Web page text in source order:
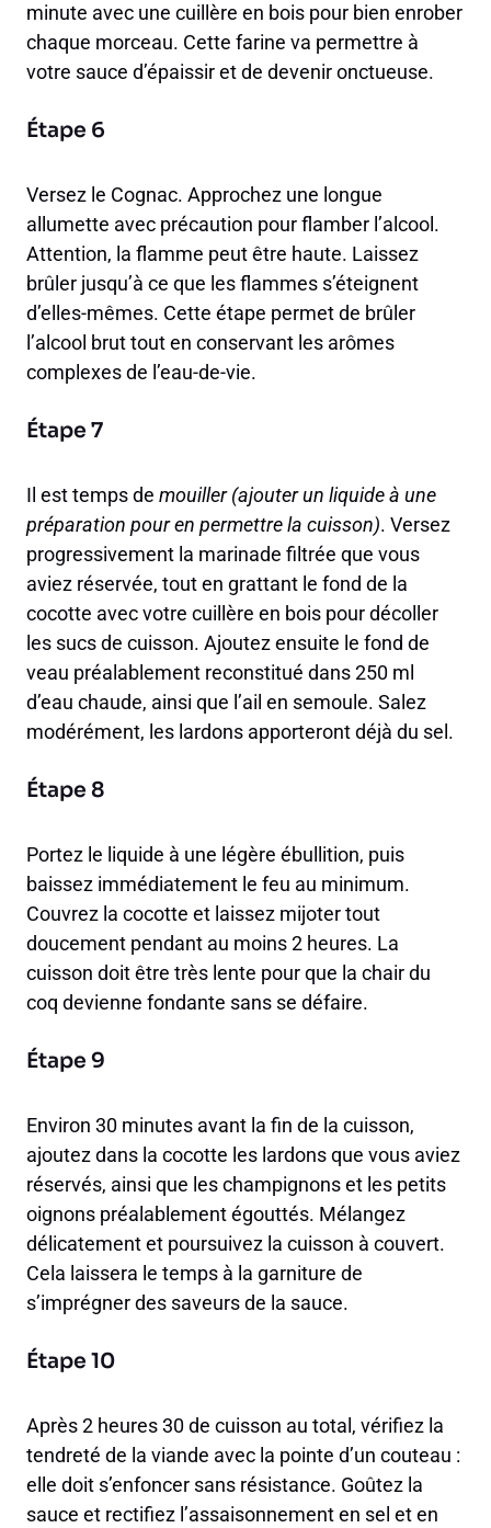
minute avec une cuillère en bois pour bien enrober
chaque morceau. Cette farine va permettre à
votre sauce d’épaissir et de devenir onctueuse.
Étape 6
Versez le Cognac. Approchez une longue
allumette avec précaution pour flamber l’alcool.
Attention, la flamme peut être haute. Laissez
brûler jusqu’à ce que les flammes s’éteignent
d’elles-mêmes. Cette étape permet de brûler
l’alcool brut tout en conservant les arômes
complexes de l’eau-de-vie.
Étape 7
Il est temps de mouiller (ajouter un liquide à une
préparation pour en permettre la cuisson). Versez
progressivement la marinade filtrée que vous
aviez réservée, tout en grattant le fond de la
cocotte avec votre cuillère en bois pour décoller
les sucs de cuisson. Ajoutez ensuite le fond de
veau préalablement reconstitué dans 250 ml
d’eau chaude, ainsi que l’ail en semoule. Salez
modérément, les lardons apporteront déjà du sel.
Étape 8
Portez le liquide à une légère ébullition, puis
baissez immédiatement le feu au minimum.
Couvrez la cocotte et laissez mijoter tout
doucement pendant au moins 2 heures. La
cuisson doit être très lente pour que la chair du
coq devienne fondante sans se défaire.
Étape 9
Environ 30 minutes avant la fin de la cuisson,
ajoutez dans la cocotte les lardons que vous aviez
réservés, ainsi que les champignons et les petits
oignons préalablement égouttés. Mélangez
délicatement et poursuivez la cuisson à couvert.
Cela laissera le temps à la garniture de
s’imprégner des saveurs de la sauce.
Étape 10
Après 2 heures 30 de cuisson au total, vérifiez la
tendreté de la viande avec la pointe d’un couteau :
elle doit s’enfoncer sans résistance. Goûtez la
sauce et rectifiez l’assaisonnement en sel et en